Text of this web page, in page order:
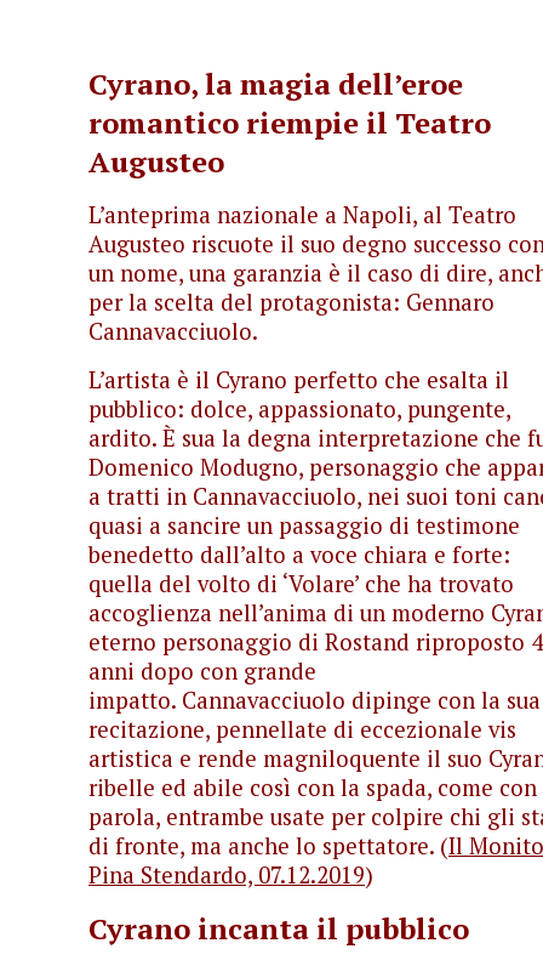
Cyrano, la magia dell’eroe
romantico riempie il Teatro
Augusteo
L’anteprima nazionale a Napoli, al Teatro
Augusteo riscuote il suo degno successo
un nome, una garanzia è il caso di dire,
per la scelta del protagonista: Gennaro
Cannavacciuolo.
L’artista è il Cyrano perfetto che esalta il
pubblico: dolce, appassionato, pungente,
ardito. È sua la degna interpretazione che
Domenico Modugno, personaggio che
a tratti in Cannavacciuolo, nei suoi toni
quasi a sancire un passaggio di testimone
benedetto dall’alto a voce chiara e forte:
quella del volto di ‘Volare’ che ha trovato
accoglienza nell’anima di un moderno
eterno personaggio di Rostand riproposto
anni dopo con grande
impatto. Cannavacciuolo dipinge con la sua
recitazione, pennellate di eccezionale vis
artistica e rende magniloquente il suo
ribelle ed abile così con la spada, come
parola, entrambe usate per colpire chi gli
di fronte, ma anche lo spettatore. (Il
Pina Stendardo, 07.12.2019)
Cyrano incanta il pubblico